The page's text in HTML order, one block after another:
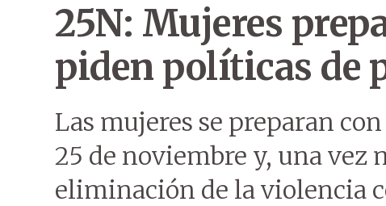
25N: Mujeres
piden políticas de
Las mujeres se preparan
25 de noviembre y, una vez
eliminación de la violencia